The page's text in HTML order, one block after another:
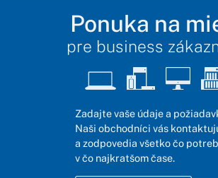
Ponuka na
pre business
Zadajte vaše údaje a
Naši obchodníci vás
a zodpovedia všetko čo
v čo najkratšom čase.